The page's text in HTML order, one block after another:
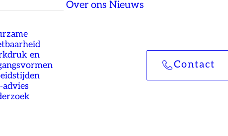
en
advies
Over ons Nieuws
Contact